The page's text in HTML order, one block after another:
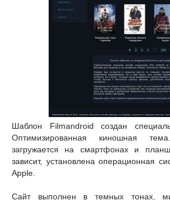
Шаблон Filmandroid создан
Оптимизированная киношная
загружается на смартфонах и
зависит, установлена операционная
Apple.
Сайт выполнен в темных тонах,